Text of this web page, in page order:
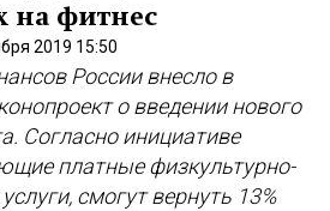
на фитнес
2019 15:50
России внесло в
о введении нового
Согласно инициативе
платные физкультурно-
смогут вернуть 13%